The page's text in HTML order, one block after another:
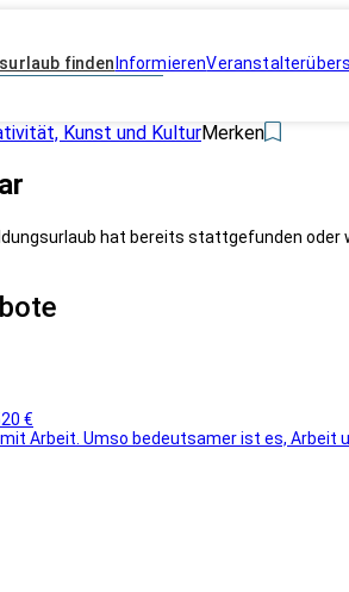
finden Informieren
Kunst und KulturMerken
hat bereits stattgefunden oder
€
Arbeit. Umso bedeutsamer ist es, Arbeit